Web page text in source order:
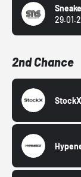
2nd Chance
StockX